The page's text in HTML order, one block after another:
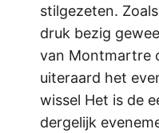
stilgezeten.
druk bezig
van Montmartre
uiteraard het
wissel Het is de
dergelijk